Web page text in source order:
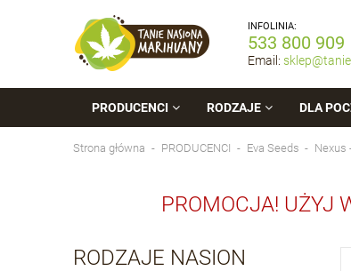
INFOLINIA:
533 800 909
Email:
PRODUCENCI RODZAJE DLA
Strona główna PRODUCENCI Eva Seeds Nexus
PROMOCJA! UŻYJ
RODZAJE NASION